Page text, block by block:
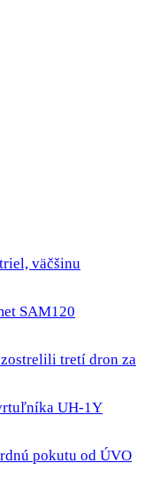
väčšinu
SAM120
tretí dron za
UH-1Y
pokutu od ÚVO